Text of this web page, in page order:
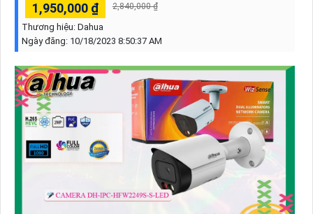
1,950,000 ₫ 2,840,000 ₫
Thương hiệu: Dahua
Ngày đăng: 10/18/2023 8:50:37 AM